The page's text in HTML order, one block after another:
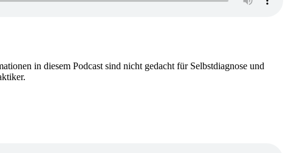
in diesem Podcast sind nicht gedacht für Selbstdiagnose und